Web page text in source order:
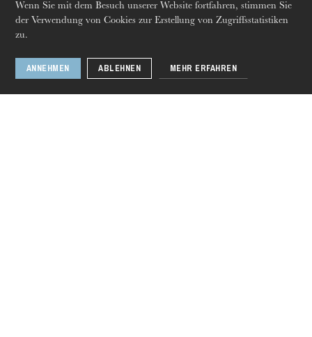
Wenn Sie mit dem Besuch unserer Website fortfahren, stimmen Sie
der Verwendung von Cookies zur Erstellung von Zugriffsstatistiken
zu.
ANNEHMEN ABLEHNEN MEHR ERFAHREN
Donnerstag 20 Aug. 2026